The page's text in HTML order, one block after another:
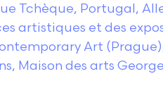
Tchèque, Portugal,
artistiques et des
Art
Maison des arts